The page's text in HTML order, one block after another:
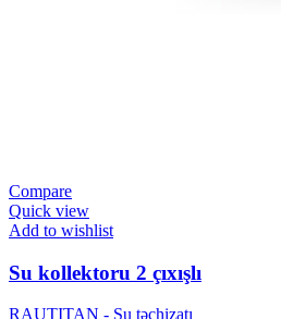
Compare
Quick view
Add to wishlist
Su kollektoru 2 çıxışlı
RAUTITAN - Su təchizatı